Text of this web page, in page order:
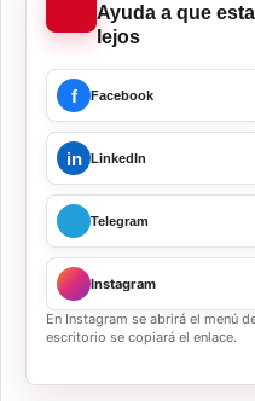
Ayuda a que
lejos
f Facebook
in LinkedIn
Telegram
Instagram
En Instagram se abrirá el menú
escritorio se copiará el enlace.